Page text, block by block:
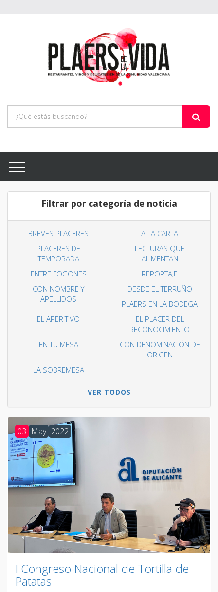
Filtrar por categoría de noticia
BREVES PLACERES
A LA CARTA
PLACERES DE
TEMPORADA
LECTURAS QUE
ALIMENTAN
ENTRE FOGONES
REPORTAJE
CON NOMBRE Y
APELLIDOS
DESDE EL TERRUÑO
PLAERS EN LA BODEGA
EL APERITIVO
EL PLACER DEL
RECONOCIMIENTO
EN TU MESA
CON DENOMINACIÓN DE
ORIGEN
LA SOBREMESA
VER TODOS
03 May 2022
I Congreso Nacional de Tortilla de
Patatas